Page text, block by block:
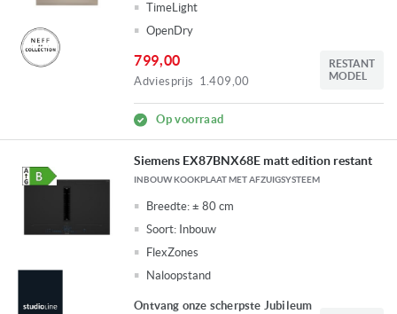
TimeLight
OpenDry
799,00
Adviesprijs 1.409,00
RESTANT
MODEL
Op voorraad
Siemens EX87BNX68E matt edition restant
INBOUW KOOKPLAAT MET AFZUIGSYSTEEM
Breedte: ± 80 cm
Soort: Inbouw
FlexZones
Naloopstand
Ontvang onze scherpste Jubileum